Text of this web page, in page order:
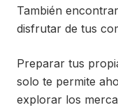
También
disfrutar de tus
Preparar tus
solo te permite
explorar los